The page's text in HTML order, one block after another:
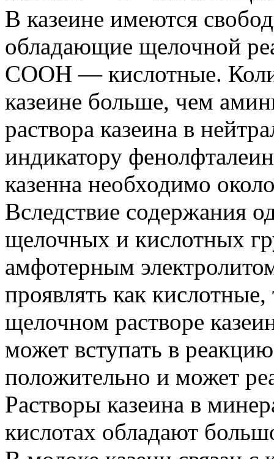
В казеине имеются
обладающие щелочной
СООН — кислотные.
казеине больше, чем
раствора казеина в
индикатору
казенна необходимо
Вследствие содержания
щелочных и кислотных
амфотерным
проявлять как
щелочном растворе
может вступать в
положительно и может
Растворы казеина в
кислотах обладают